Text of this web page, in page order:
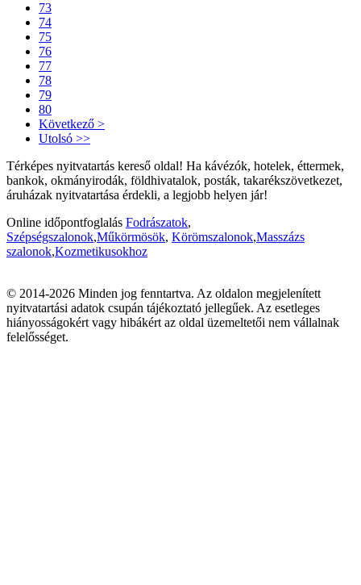
73
74
75
76
77
78
79
80
Következő >
Utolsó >>
Térképes nyitvatartás kereső oldal! Ha kávézók, hotelek, éttermek,
bankok, okmányirodák, földhivatalok, posták, takarékszövetkezet,
áruházak nyitvatartása érdekli, a legjobb helyen jár!
Online időpontfoglalás Fodrászatok,
Szépségszalonok,Műkörmösök, Körömszalonok,Masszázs
szalonok,Kozmetikusokhoz
© 2014-2026 Minden jog fenntartva. Az oldalon megjelenített
nyitvatartási adatok csupán tájékoztató jellegűek. Az esetleges
hiányosságokért vagy hibákért az oldal üzemeltetői nem vállalnak
felelősséget.